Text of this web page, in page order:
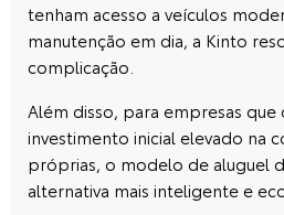
tenham acesso a veículos
manutenção em dia, a Kinto
complicação.
Além disso, para empresas que
investimento inicial elevado na
próprias, o modelo de aluguel
alternativa mais inteligente e